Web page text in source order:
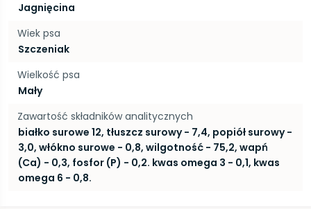
Jagnięcina
Wiek psa
Szczeniak
Wielkość psa
Mały
Zawartość składników analitycznych
białko surowe 12, tłuszcz surowy - 7,4, popiół surowy -
3,0, włókno surowe - 0,8, wilgotność - 75,2, wapń
(Ca) - 0,3, fosfor (P) - 0,2. kwas omega 3 - 0,1, kwas
omega 6 - 0,8.